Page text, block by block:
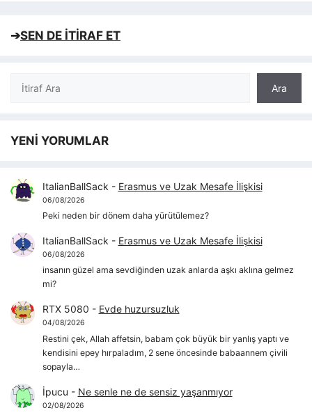
➔SEN DE İTİRAF ET
Ara
Ara
YENİ YORUMLAR
ItalianBallSack - Erasmus ve Uzak Mesafe İlişkisi
06/08/2026
Peki neden bir dönem daha yürütülemez?
ItalianBallSack - Erasmus ve Uzak Mesafe İlişkisi
06/08/2026
insanın güzel ama sevdiğinden uzak anlarda aşkı aklına gelmez
mi?
RTX 5080 - Evde huzursuzluk
04/08/2026
Restini çek, Allah affetsin, babam çok büyük bir yanlış yaptı ve
kendisini epey hırpaladım, 2 sene öncesinde babaannem çivili
sopayla…
İpucu - Ne senle ne de sensiz yaşanmıyor
02/08/2026